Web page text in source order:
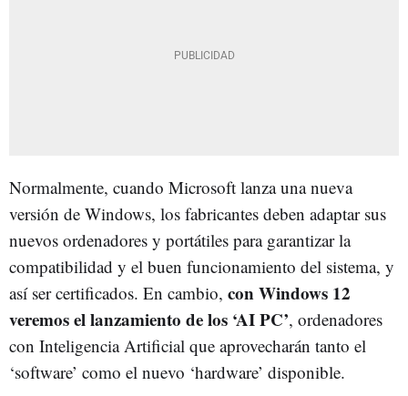
Normalmente, cuando Microsoft lanza una nueva
versión de Windows, los fabricantes deben adaptar sus
nuevos ordenadores y portátiles para garantizar la
compatibilidad y el buen funcionamiento del sistema, y
así ser certificados. En cambio, con Windows 12
veremos el lanzamiento de los ‘AI PC’, ordenadores
con Inteligencia Artificial que aprovecharán tanto el
‘software’ como el nuevo ‘hardware’ disponible.